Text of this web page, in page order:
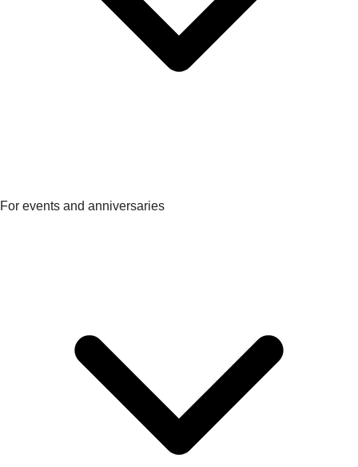
For events and anniversaries